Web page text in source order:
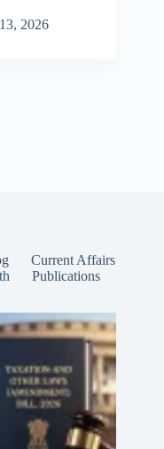
2026
Current Affairs
Publications